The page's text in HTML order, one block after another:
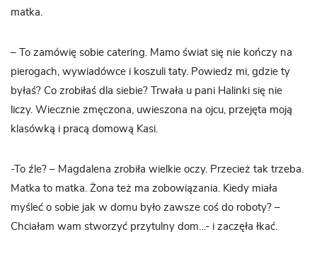
matka.
– To zamówię sobie catering. Mamo świat się nie kończy na
pierogach, wywiadówce i koszuli taty. Powiedz mi, gdzie ty
byłaś? Co zrobiłaś dla siebie? Trwała u pani Halinki się nie
liczy. Wiecznie zmęczona, uwieszona na ojcu, przejęta moją
klasówką i pracą domową Kasi.
-To źle? – Magdalena zrobiła wielkie oczy. Przecież tak trzeba.
Matka to matka. Żona też ma zobowiązania. Kiedy miała
myśleć o sobie jak w domu było zawsze coś do roboty? –
Chciałam wam stworzyć przytulny dom…- i zaczęła łkać.